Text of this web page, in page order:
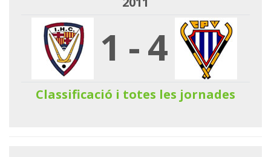
1 -4
Classificació i totes les jornades